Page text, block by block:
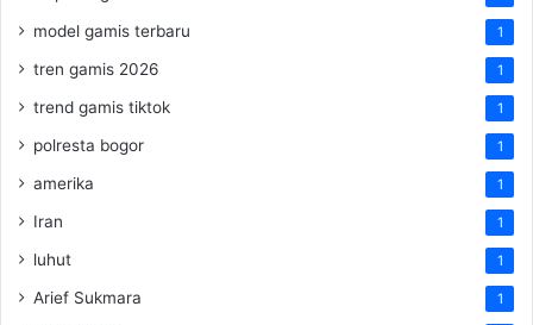
model gamis terbaru 1
tren gamis 2026 1
trend gamis tiktok 1
polresta bogor 1
amerika 1
Iran 1
luhut 1
Arief Sukmara 1